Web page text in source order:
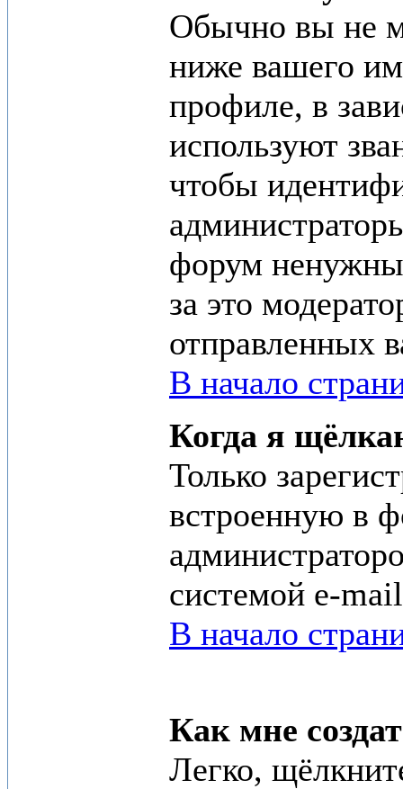
Обычно вы не
ниже вашего
профиле, в
используют
чтобы
форум
за это
отправленных
В начало
Когда я
Только
встроенную в
системой e-
В начало
Как мне
Легко,